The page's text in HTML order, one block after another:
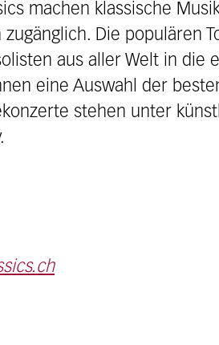
machen klassische
Die populären
aus aller Welt in die
eine Auswahl der
stehen unter